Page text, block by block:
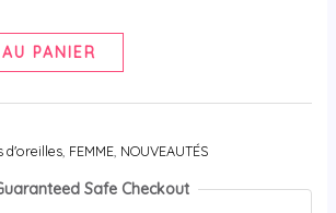
PANIER
d'oreilles, FEMME, NOUVEAUTÉS
Safe Checkout